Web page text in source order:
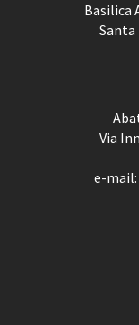
Basilica
Santa
Via
e-mail: